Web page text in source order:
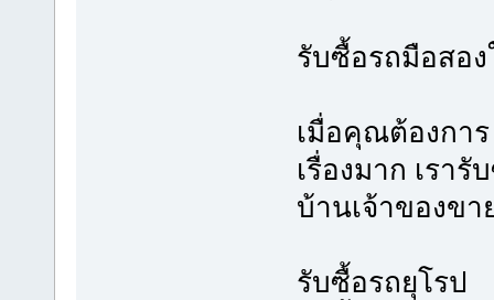
รับซื้อรถมือสอง
เมื่อคุณต้องการ
เรื่องมาก เรา
บ้านเจ้าของข
รับซื้อรถยุโรป